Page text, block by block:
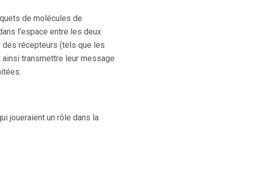
de molécules de
l'espace entre les deux
récepteurs (tels que les
transmettre leur message
joueraient un rôle dans la